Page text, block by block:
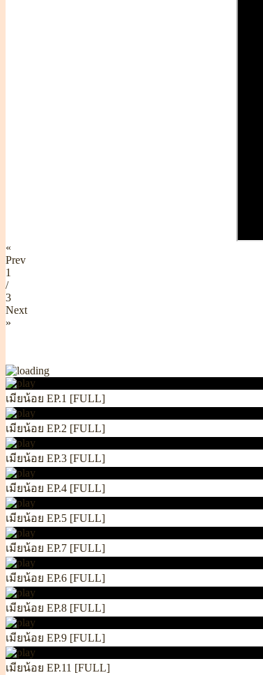
«
Prev
1
/
3
Next
»
เมียน้อย EP.1 [FULL]
เมียน้อย EP.2 [FULL]
เมียน้อย EP.3 [FULL]
เมียน้อย EP.4 [FULL]
เมียน้อย EP.5 [FULL]
เมียน้อย EP.7 [FULL]
เมียน้อย EP.6 [FULL]
เมียน้อย EP.8 [FULL]
เมียน้อย EP.9 [FULL]
เมียน้อย EP.11 [FULL]